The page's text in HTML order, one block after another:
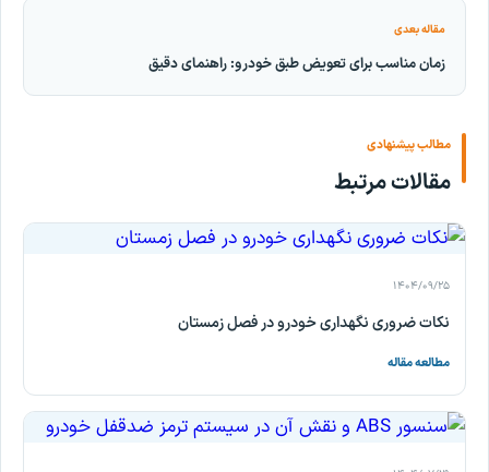
مقاله بعدی
زمان مناسب برای تعویض طبق خودرو: راهنمای دقیق
مطالب پیشنهادی
مقالات مرتبط
۱۴۰۴/۰۹/۲۵
نکات ضروری نگهداری خودرو در فصل زمستان
مطالعه مقاله